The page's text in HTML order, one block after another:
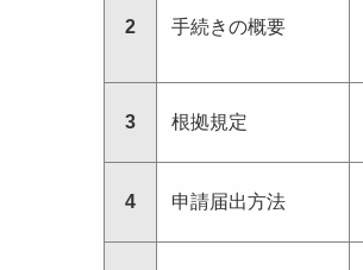
2 手続きの概要
3 根拠規定
4 申請届出方法